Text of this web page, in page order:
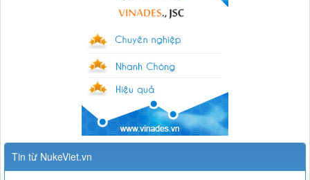
Tin từ NukeViet.vn